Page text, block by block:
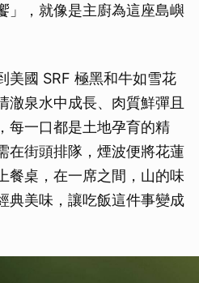
」，就像是主廚為這座島嶼
美國 SRF 極黑和牛如雪花
澈泉水中成長、肉質鮮彈且
每一口都是土地孕育的精
在街頭排隊，煙波便將花蓮
餐桌，在一席之間，山的味
典美味，讓吃飯這件事變成